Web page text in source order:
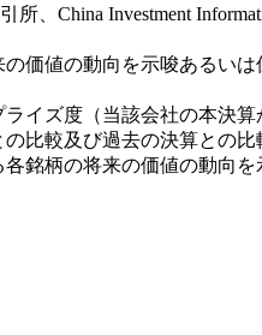
China Investment
価値の動向を示唆あるい
イズ度（当該会社の本決
比較及び過去の決算との
銘柄の将来の価値の動向